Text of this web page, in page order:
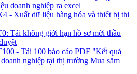
doanh nghiệp ra excel
- Xuất dữ liệu hàng hóa và thiết bị thi
Tải không giới hạn hồ sơ mời thầu
- Tải 100 báo cáo PDF "Kết quả
nghiệp tại thị trường Mua sắm